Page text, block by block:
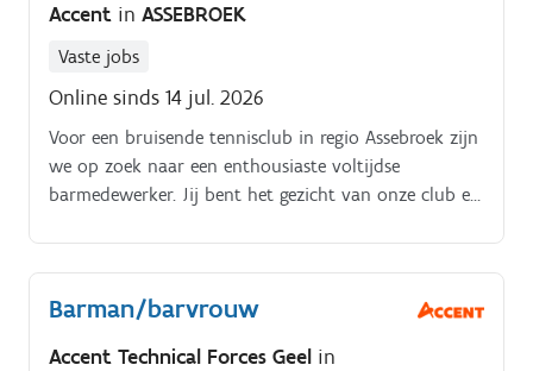
Accent in ASSEBROEK
Vaste jobs
Online sinds 14 jul. 2026
Voor een bruisende tennisclub in regio Assebroek zijn
we op zoek naar een enthousiaste voltijdse
barmedewerker. Jij bent het gezicht van onze club en
Barman/barvrouw
Accent Technical Forces Geel in